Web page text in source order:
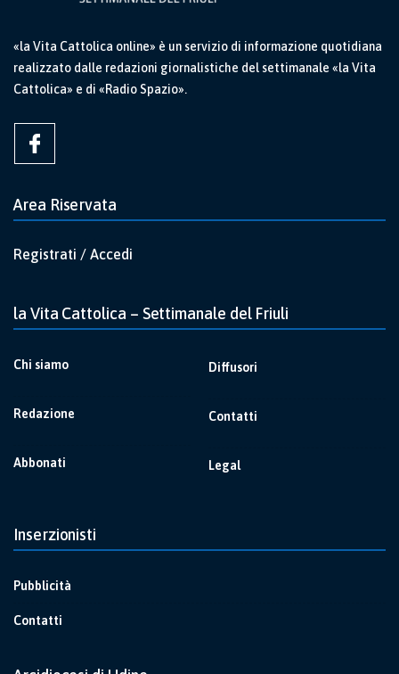
«la Vita Cattolica online» è un servizio di informazione quotidiana
realizzato dalle redazioni giornalistiche del settimanale «la Vita
Cattolica» e di «Radio Spazio».
Area Riservata
Registrati / Accedi
la Vita Cattolica – Settimanale del Friuli
Chi siamo
Redazione
Abbonati
Diffusori
Contatti
Legal
Inserzionisti
Pubblicità
Contatti